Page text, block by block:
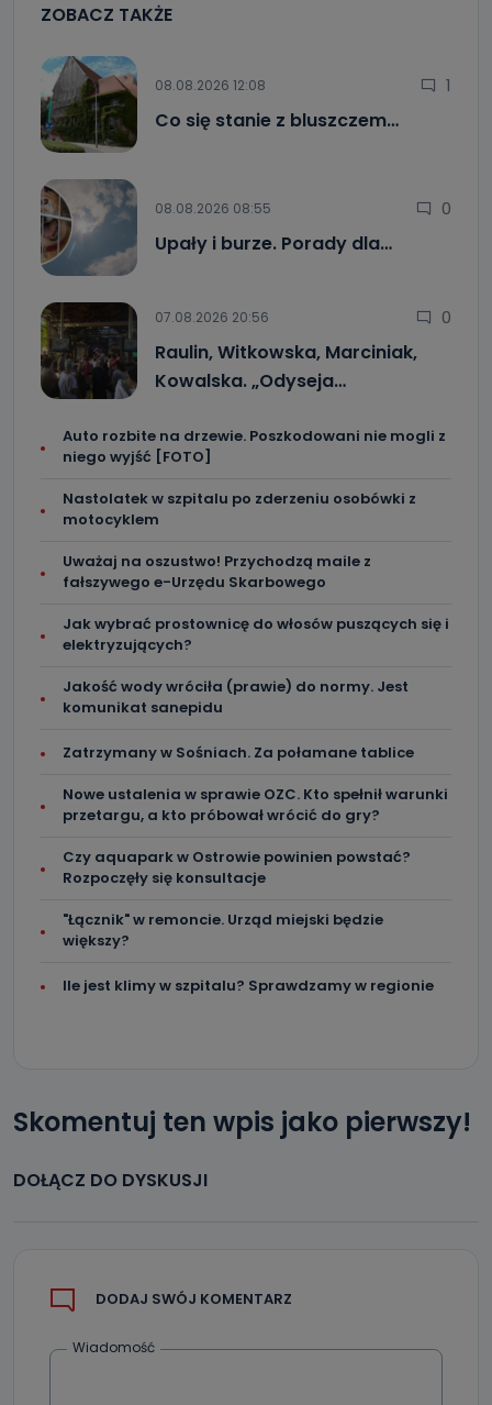
ZOBACZ TAKŻE
08.08.2026 12:08 1
Co się stanie z bluszczem…
08.08.2026 08:55 0
Upały i burze. Porady dla…
07.08.2026 20:56 0
Raulin, Witkowska, Marciniak,
Kowalska. „Odyseja…
Auto rozbite na drzewie. Poszkodowani nie mogli z
niego wyjść [FOTO]
Nastolatek w szpitalu po zderzeniu osobówki z
motocyklem
Uważaj na oszustwo! Przychodzą maile z
fałszywego e-Urzędu Skarbowego
Jak wybrać prostownicę do włosów puszących się i
elektryzujących?
Jakość wody wróciła (prawie) do normy. Jest
komunikat sanepidu
Zatrzymany w Sośniach. Za połamane tablice
Nowe ustalenia w sprawie OZC. Kto spełnił warunki
przetargu, a kto próbował wrócić do gry?
Czy aquapark w Ostrowie powinien powstać?
Rozpoczęły się konsultacje
"Łącznik" w remoncie. Urząd miejski będzie
większy?
Ile jest klimy w szpitalu? Sprawdzamy w regionie
Skomentuj ten wpis jako pierwszy!
DOŁĄCZ DO DYSKUSJI
DODAJ SWÓJ KOMENTARZ
Wiadomość